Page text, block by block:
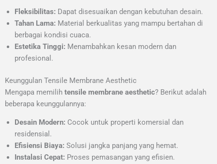
Fleksibilitas: Dapat disesuaikan dengan kebutuhan desain.
Tahan Lama: Material berkualitas yang mampu bertahan di
berbagai kondisi cuaca.
Estetika Tinggi: Menambahkan kesan modern dan
profesional.
Keunggulan Tensile Membrane Aesthetic
Mengapa memilih tensile membrane aesthetic? Berikut adalah
beberapa keunggulannya:
Desain Modern: Cocok untuk properti komersial dan
residensial.
Efisiensi Biaya: Solusi jangka panjang yang hemat.
Instalasi Cepat: Proses pemasangan yang efisien.